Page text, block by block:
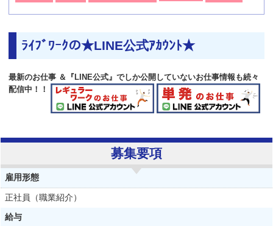
ﾗｲﾌﾞﾜｰｸの★LINE公式ｱｶｳﾝﾄ★
最新のお仕事 ＆『LINE公式』でしか公開していないお仕事情報も続々
配信中！！
募集要項
雇用形態
正社員（職業紹介）
給与